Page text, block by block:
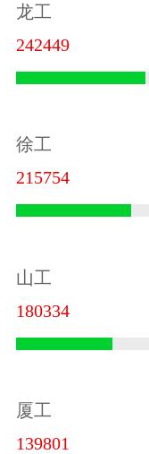
龙工
242449
徐工
215754
山工
180334
厦工
139801